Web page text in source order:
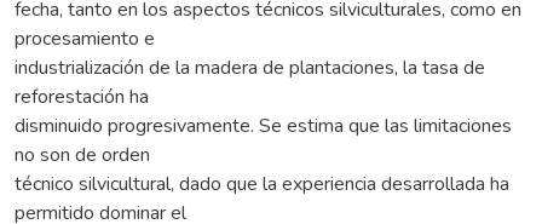
fecha, tanto en los aspectos técnicos silviculturales, como en
procesamiento e
industrialización de la madera de plantaciones, la tasa de
reforestación ha
disminuido progresivamente. Se estima que las limitaciones
no son de orden
técnico silvicultural, dado que la experiencia desarrollada ha
permitido dominar el